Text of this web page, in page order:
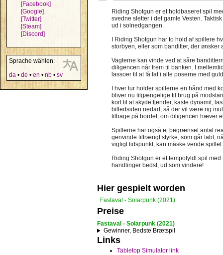
[Facebook]
[Google]
[Twitter]
[Steam]
[Discord]
Sprache wählen:
da • de • en • nb • sv
Riding Shotgun er et holdbaseret spil
svedne sletter i det gamle Vesten.
ud i solnedgangen.
I Riding Shotgun har to hold af spillere
storbyen, eller som banditter, der
Vagterne kan vinde ved at såre
diligencen når frem til banken. I
lassoer til at få fat i alle poserne med
I hver tur holder spillerne en hånd med
bliver nu tilgængelige til brug på
kort til at skyde fjender, kaste dynamit,
billedsiden nedad, så der vil være rig
tilbage på bordet, om diligencen hæver
Spillerne har også et begrænset antal
genvinde tiltrængt styrke, som går tabt,
vigtigt tidspunkt, kan måske vende
Riding Shotgun er et tempofyldt spil
handlinger bedst, ud som vindere!
Hier gespielt worden
Fastaval - Solarpunk (2021)
Preise
Fastaval - Solarpunk (2021)
Gewinner, Bedste Brætspil
Links
Tabletop Simulator link